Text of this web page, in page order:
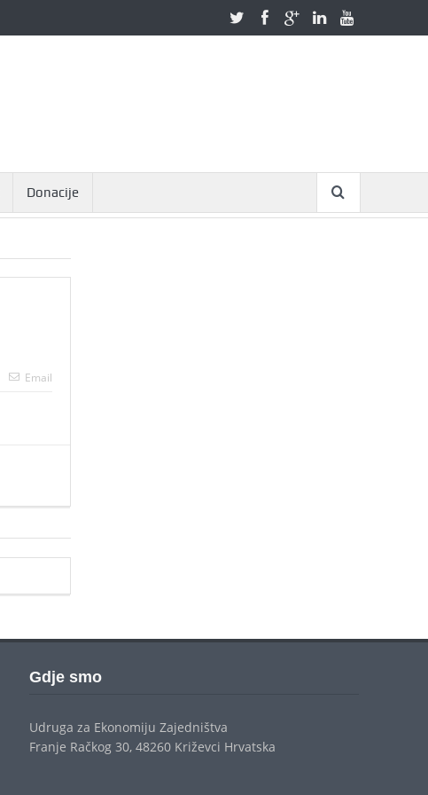
Donacije
Email
Gdje smo
Udruga za Ekonomiju Zajedništva
Franje Račkog 30, 48260 Križevci Hrvatska